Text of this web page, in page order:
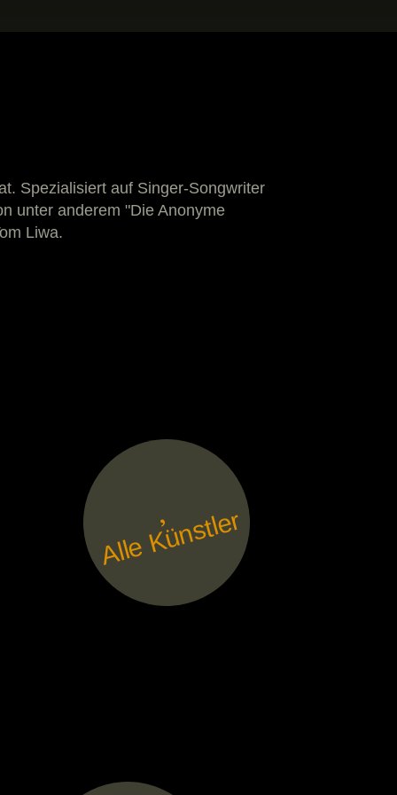
Spezialisiert auf Singer-Songwriter
unter anderem "Die Anonyme
Liwa.
Alle Künstler